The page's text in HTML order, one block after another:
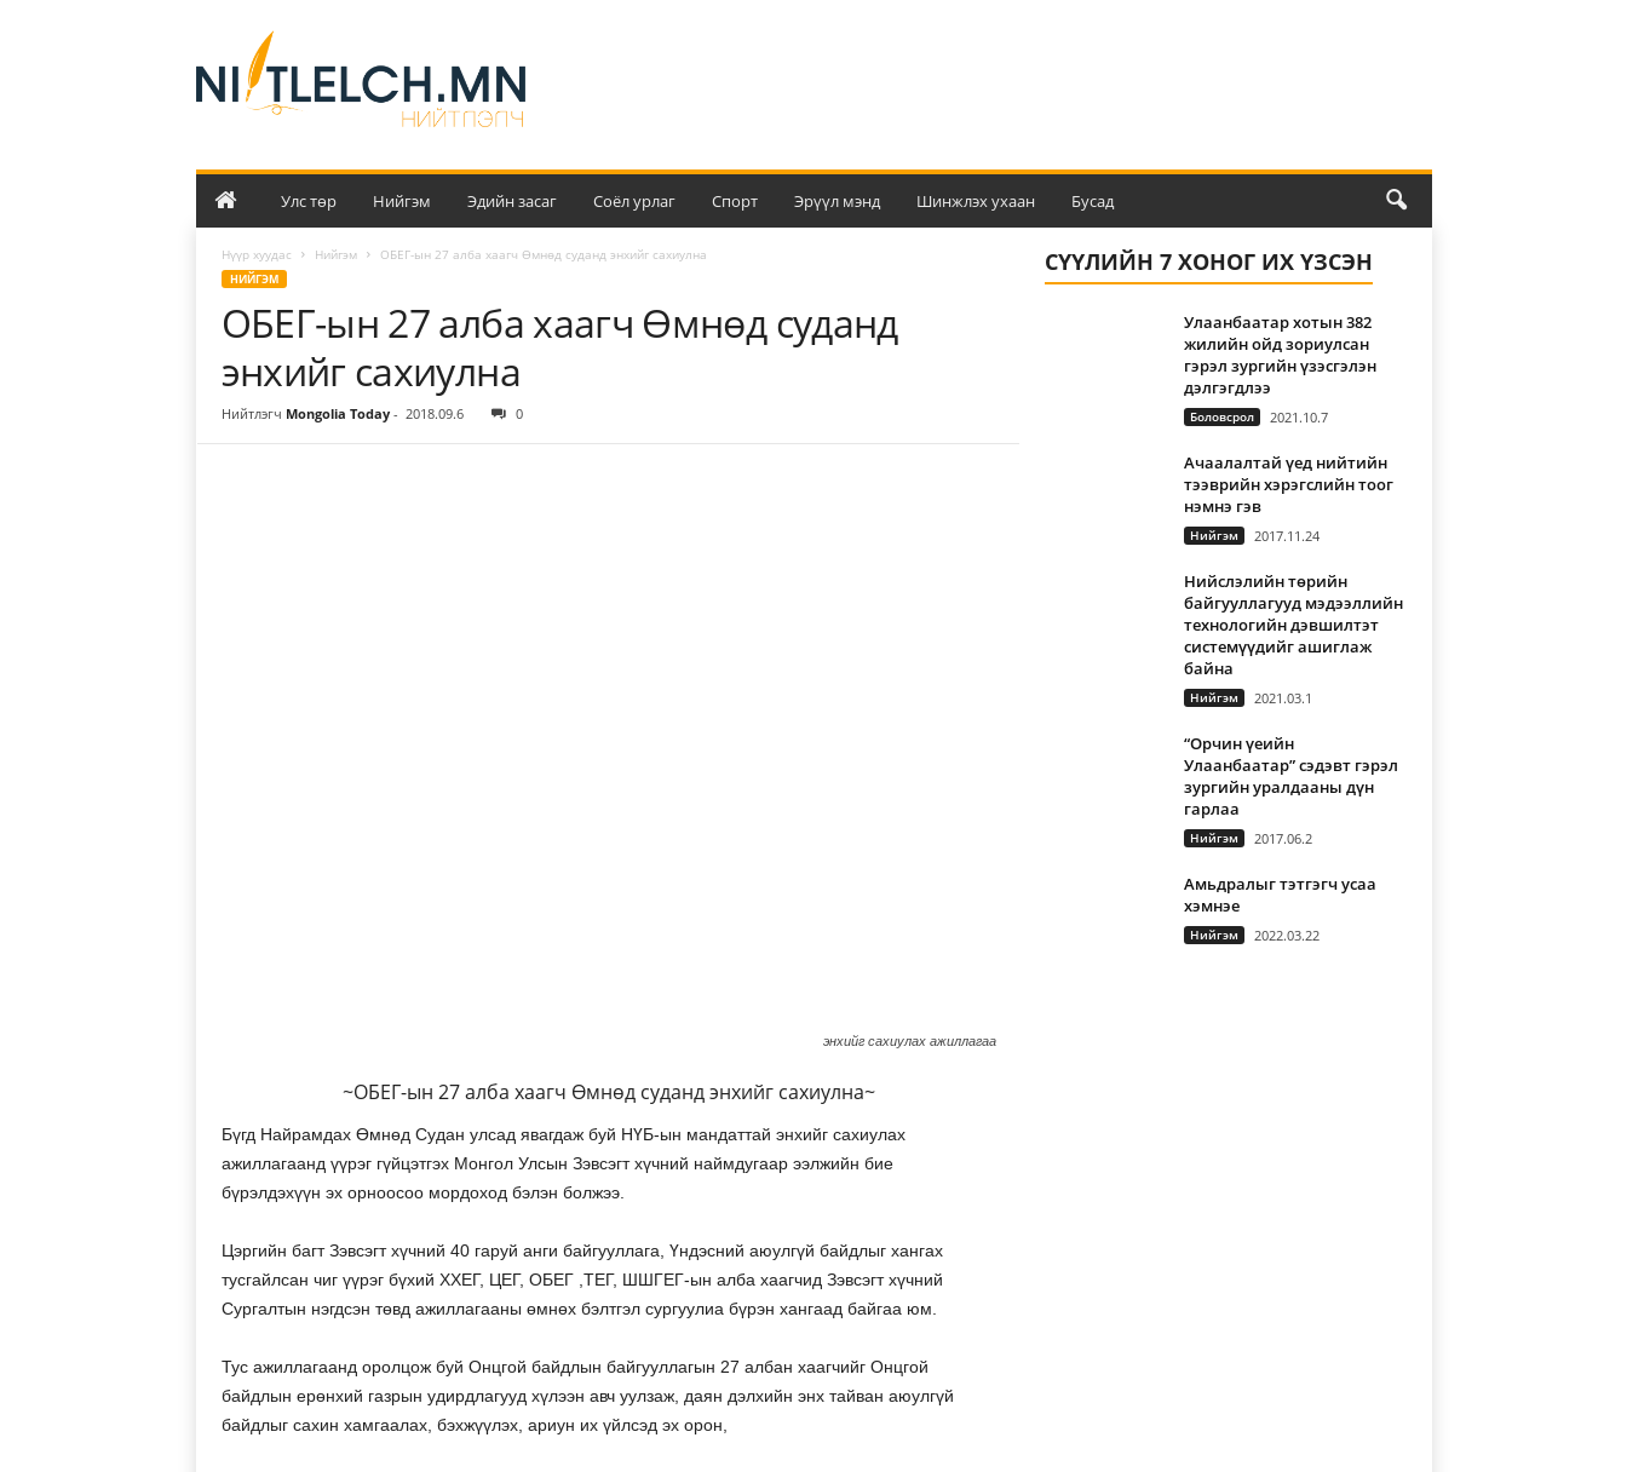
й
т
л
Улс төр Нийгэм Эдийн засаг Соёл урлаг Спорт Эрүүл мэнд Шинжлэх ухаан Бусад
Нүүр хуудас Нийгэм ОБЕГ-ын 27 алба хаагч Өмнөд суданд энхийг сахиулна
НИЙГЭМ
ОБЕГ-ын 27 алба хаагч Өмнөд суданд
энхийг сахиулна
Нийтлэгч Mongolia Today- 2018.09.6 0
энхийг сахиулах ажиллагаа
~ОБЕГ-ын 27 алба хаагч Өмнөд суданд энхийг сахиулна~
Бүгд Найрамдах Өмнөд Судан улсад явагдаж буй НҮБ-ын мандаттай энхийг сахиулах
ажиллагаанд үүрэг гүйцэтгэх Монгол Улсын Зэвсэгт хүчний наймдугаар ээлжийн бие
бүрэлдэхүүн эх орноосоо мордоход бэлэн болжээ.
Цэргийн багт Зэвсэгт хүчний 40 гаруй анги байгууллага, Үндэсний аюулгүй байдлыг хангах
тусгайлсан чиг үүрэг бүхий ХХЕГ, ЦЕГ, ОБЕГ ,ТЕГ, ШШГЕГ-ын алба хаагчид Зэвсэгт хүчний
Сургалтын нэгдсэн төвд ажиллагааны өмнөх бэлтгэл сургуулиа бүрэн хангаад байгаа юм.
Тус ажиллагаанд оролцож буй Онцгой байдлын байгууллагын 27 албан хаагчийг Онцгой
байдлын ерөнхий газрын удирдлагууд хүлээн авч уулзаж, даян дэлхийн энх тайван аюулгүй
байдлыг сахин хамгаалах, бэхжүүлэх, ариун их үйлсэд эх орон,
СҮҮЛИЙН 7 ХОНОГ ИХ ҮЗСЭН
Улаанбаатар хотын 382
жилийн ойд зориулсан
гэрэл зургийн үзэсгэлэн
дэлгэгдлээ
Боловсрол 2021.10.7
Ачаалалтай үед нийтийн
тээврийн хэрэгслийн тоог
нэмнэ гэв
Нийгэм 2017.11.24
Нийслэлийн төрийн
байгууллагууд мэдээллийн
технологийн дэвшилтэт
системүүдийг ашиглаж
байна
Нийгэм 2021.03.1
“Орчин үеийн
Улаанбаатар” сэдэвт гэрэл
зургийн уралдааны дүн
гарлаа
Нийгэм 2017.06.2
Амьдралыг тэтгэгч усаа
хэмнэе
Нийгэм 2022.03.22